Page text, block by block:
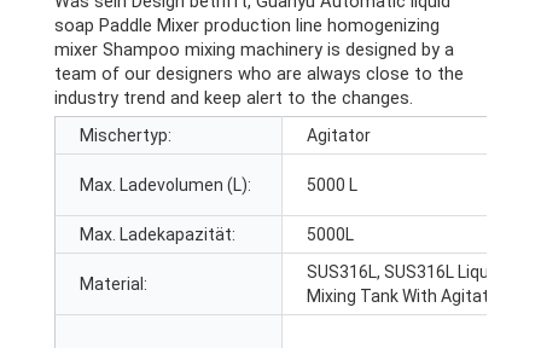
soap Paddle Mixer production line homogenizing
mixer Shampoo mixing machinery is designed by a
team of our designers who are always close to the
industry trend and keep alert to the changes
Mischertyp: Agitator
Max. Ladevolumen (L): 5000 L
Max. Ladekapazität: 5000L
Material:
SUS316L, SUS316L Liquid
Mixing Tank With Agitator